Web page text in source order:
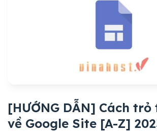
[HƯỚNG DẪN] Cách trỏ
về Google Site [A-Z]